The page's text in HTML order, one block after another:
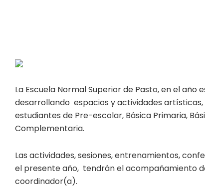
La Escuela Normal Superior de Pasto, en el
desarrollando espacios y actividades
estudiantes de Pre-escolar, Básica Primaria,
Complementaria.
Las actividades, sesiones, entrenamientos,
el presente año, tendrán el acompañamiento
coordinador(a).